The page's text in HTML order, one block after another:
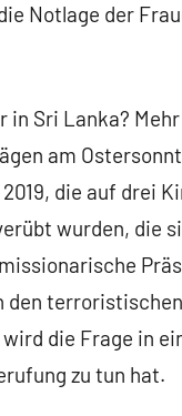
Notlage der
Sri Lanka?
am
die auf drei
wurden, die
den
die Frage in
zu tun hat.